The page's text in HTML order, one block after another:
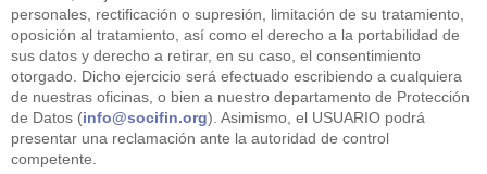
personales, rectificación o supresión, limitación de su tratamiento,
oposición al tratamiento, así como el derecho a la portabilidad de
sus datos y derecho a retirar, en su caso, el consentimiento
otorgado. Dicho ejercicio será efectuado escribiendo a cualquiera
de nuestras oficinas, o bien a nuestro departamento de Protección
de Datos (info@socifin.org). Asimismo, el USUARIO podrá
presentar una reclamación ante la autoridad de control
competente.